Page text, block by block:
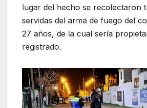
lugar del hecho se recolectaron
servidas del arma de fuego del
27 años, de la cual sería
registrado.